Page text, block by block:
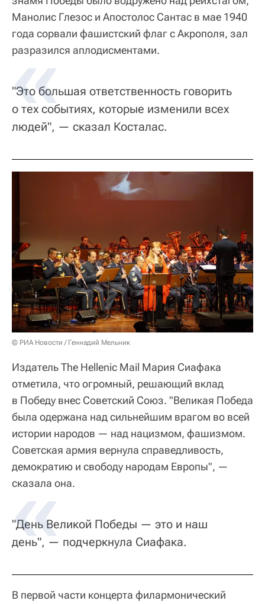
Манолис Глезос и Апостолос Сантас в мае 1940
года сорвали фашистский флаг с Акрополя, зал
разразился аплодисментами.
"Это большая ответственность говорить
о тех событиях, которые изменили всех
людей", — сказал Косталас.
© РИА Новости / Геннадий Мельник
Издатель The Hellenic Mail Мария Сиафака
отметила, что огромный, решающий вклад
в Победу внес Советский Союз. "Великая Победа
была одержана над сильнейшим врагом во всей
истории народов — над нацизмом, фашизмом.
Советская армия вернула справедливость,
демократию и свободу народам Европы", —
сказала она.
"День Великой Победы — это и наш
день", — подчеркнула Сиафака.
В первой части концерта филармонический